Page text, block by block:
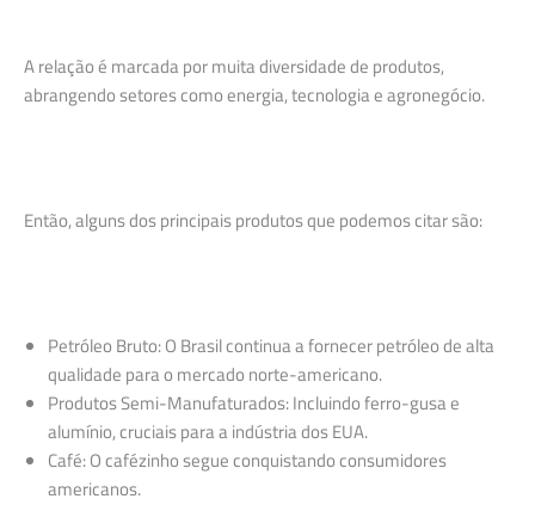
A relação é marcada por muita diversidade de produtos,
abrangendo setores como energia, tecnologia e agronegócio.
Então, alguns dos principais produtos que podemos citar são:
Petróleo Bruto: O Brasil continua a fornecer petróleo de alta
qualidade para o mercado norte-americano.
Produtos Semi-Manufaturados: Incluindo ferro-gusa e
alumínio, cruciais para a indústria dos EUA.
Café: O cafézinho segue conquistando consumidores
americanos.